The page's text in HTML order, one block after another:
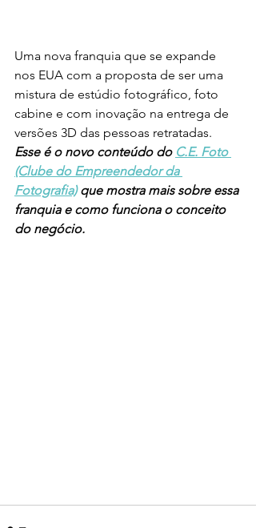
Uma nova franquia que se expande
nos EUA com a proposta de ser uma
mistura de estúdio fotográfico, foto
cabine e com inovação na entrega de
versões 3D das pessoas retratadas.
Esse é o novo conteúdo do C.E. Foto
(Clube do Empreendedor da
Fotografia) que mostra mais sobre essa
franquia e como funciona o conceito
do negócio.